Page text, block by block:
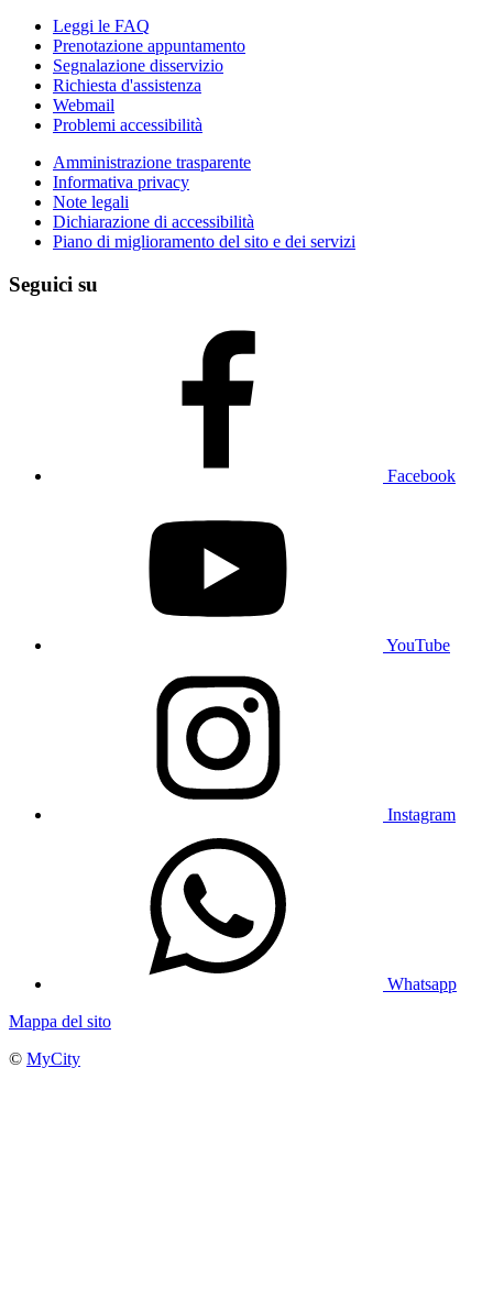
Leggi le FAQ
Prenotazione appuntamento
Segnalazione disservizio
Richiesta d'assistenza
Webmail
Problemi accessibilità
Amministrazione trasparente
Informativa privacy
Note legali
Dichiarazione di accessibilità
Piano di miglioramento del sito e dei servizi
Seguici su
Facebook
YouTube
Instagram
Whatsapp
Mappa del sito
© MyCity